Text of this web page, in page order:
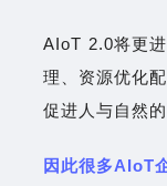
AIoT 2.0将更
理、资源优化
促进人与自然
因此很多AIoT